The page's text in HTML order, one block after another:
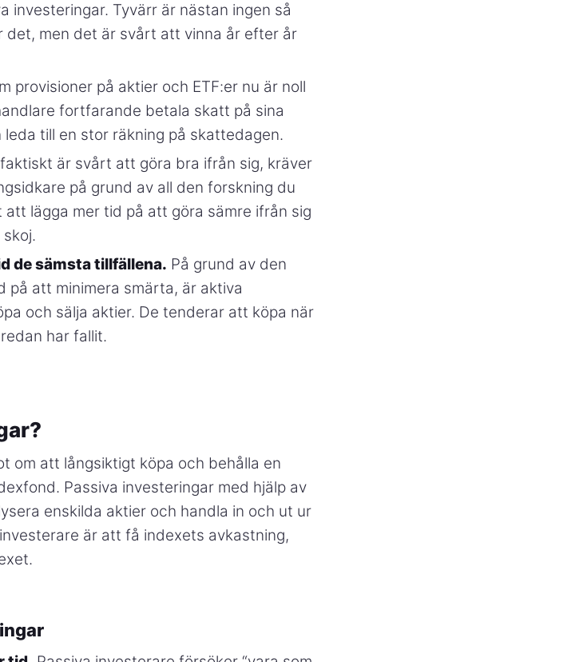
investeringar. Tyvärr är nästan ingen så
det, men det är svårt att vinna år efter år
provisioner på aktier och ETF:er nu är noll
fortfarande betala skatt på sina
till en stor räkning på skattedagen.
är svårt att göra bra ifrån sig, kräver
på grund av all den forskning du
lägga mer tid på att göra sämre ifrån sig
de sämsta tillfällena. På grund av den
på att minimera smärta, är aktiva
och sälja aktier. De tenderar att köpa när
har fallit.
om att långsiktigt köpa och behålla en
Passiva investeringar med hjälp av
enskilda aktier och handla in och ut ur
är att få indexets avkastning,